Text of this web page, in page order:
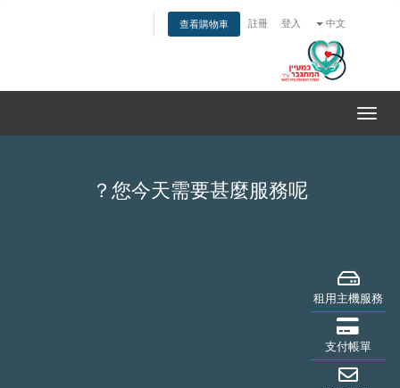
中文
登入
註冊
查看購物車
切
換
您今天需要甚麼服務呢？
租用主機服務
支付帳單